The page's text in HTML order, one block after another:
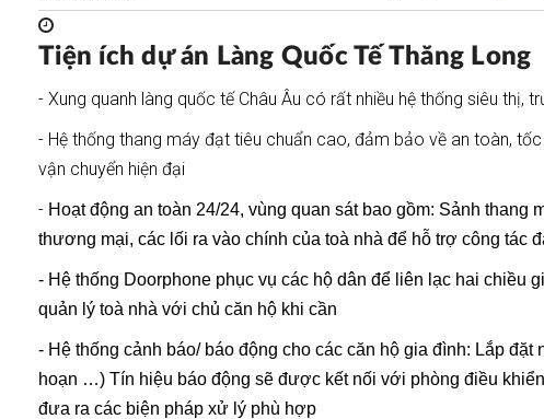
Tiện ích dự án Làng Quốc Tế Thăng Long
- Xung quanh làng quốc tế Châu Âu có rất nhiều hệ thống siêu thị,
- Hệ thống thang máy đạt tiêu chuẩn cao, đảm bảo về an toàn,
vận chuyển hiện đại
- Hoạt động an toàn 24/24, vùng quan sát bao gồm: Sảnh thang
thương mại, các lối ra vào chính của toà nhà để hỗ trợ công tác
- Hệ thống Doorphone phục vụ các hộ dân để liên lạc hai chiều
quản lý toà nhà với chủ căn hộ khi cần
- Hệ thống cảnh báo/ báo động cho các căn hộ gia đình: Lắp đặt
hoạn …) Tín hiệu báo động sẽ được kết nối với phòng điều
đưa ra các biện pháp xử lý phù hợp